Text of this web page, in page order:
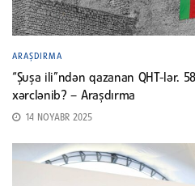
ARAŞDIRMA
“Şuşa ili”ndən qazanan QHT-lər.
xərclənib? – Araşdırma
14 NOYABR 2025